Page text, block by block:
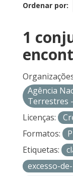
Ordenar por
1
Agência
Terrestres
Licenças:
Formatos:
Etiquetas:
excesso-